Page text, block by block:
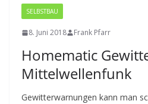
SELBSTBAU
8. Juni 2018 Frank Pfarr
Homematic
Mittelwellenfunk
Gewitterwarnungen kann man